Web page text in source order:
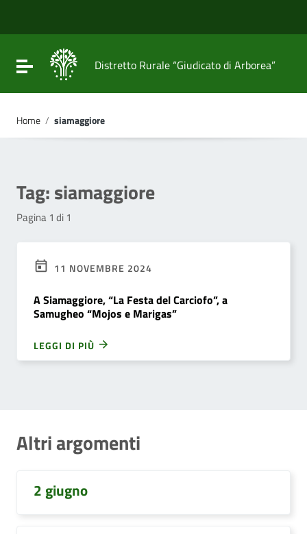
Vai al footer
Attiva / disattiva la navigazione
Distretto Rurale “Giudicato di Arborea”
Home / siamaggiore
Tag:siamaggiore
Pagina 1 di 1
11 NOVEMBRE 2024
A Siamaggiore, “La Festa del Carciofo”, a
Samugheo “Mojos e Marigas”
LEGGI DI PIÙ
Altri argomenti
2 giugno